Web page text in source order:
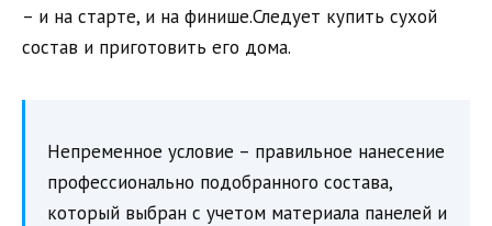
– и на старте, и на финише.Следует купить сухой
состав и приготовить его дома.
Непременное условие – правильное нанесение
профессионально подобранного состава,
который выбран с учетом материала панелей и